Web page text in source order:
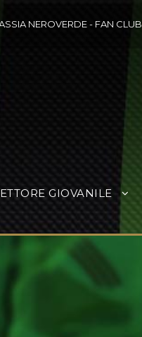
NEROVERDE- FAN CLUB
GIOVANILE